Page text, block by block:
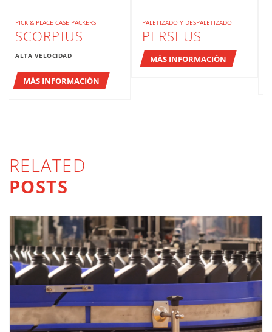
PICK & PLACE CASE PACKERS
SCORPIUS
ALTA VELOCIDAD
MÁS INFORMACIÓN
PALETIZADO Y DESPALETIZADO
PERSEUS
MÁS INFORMACIÓN
RELATED
POSTS